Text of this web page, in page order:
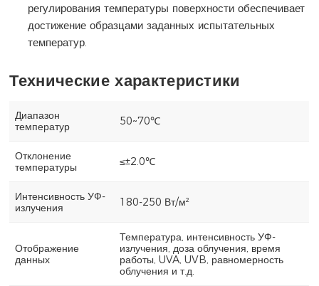
регулирования температуры поверхности обеспечивает
достижение образцами заданных испытательных
температур.
Технические характеристики
Диапазон
температур
50~70℃
Отклонение
температуры
≤±2.0℃
Интенсивность УФ-
излучения
180-250 Вт/м²
Отображение
данных
Температура, интенсивность УФ-
излучения, доза облучения, время
работы, UVA, UVB, равномерность
облучения и т.д.